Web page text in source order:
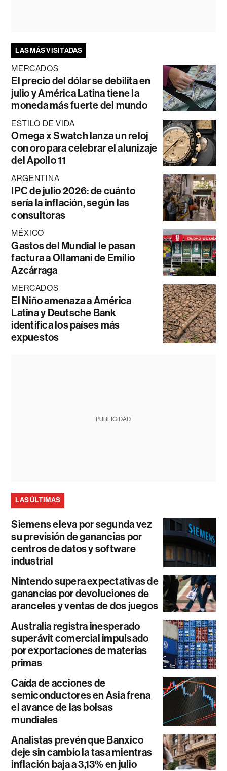
LAS MÁS VISITADAS
MERCADOS
El precio del dólar se debilita en
julio y América Latina tiene la
moneda más fuerte del mundo
ESTILO DE VIDA
Omega x Swatch lanza un reloj
con oro para celebrar el alunizaje
del Apollo 11
ARGENTINA
IPC de julio 2026: de cuánto
sería la inflación, según las
consultoras
MÉXICO
Gastos del Mundial le pasan
factura a Ollamani de Emilio
Azcárraga
MERCADOS
El Niño amenaza a América
Latina y Deutsche Bank
identifica los países más
expuestos
PUBLICIDAD
LAS ÚLTIMAS
Siemens eleva por segunda vez
su previsión de ganancias por
centros de datos y software
industrial
Nintendo supera expectativas de
ganancias por devoluciones de
aranceles y ventas de dos juegos
Australia registra inesperado
superávit comercial impulsado
por exportaciones de materias
primas
Caída de acciones de
semiconductores en Asia frena
el avance de las bolsas
mundiales
Analistas prevén que Banxico
deje sin cambio la tasa mientras
inflación baja a 3,13% en julio